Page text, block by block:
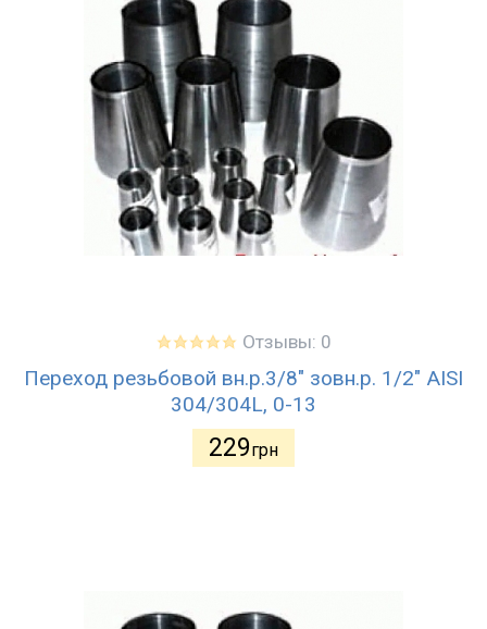
Отзывы: 0
Переход резьбовой вн.р.3/8" зовн.р. 1/2" AISI
304/304L, 0-13
229грн